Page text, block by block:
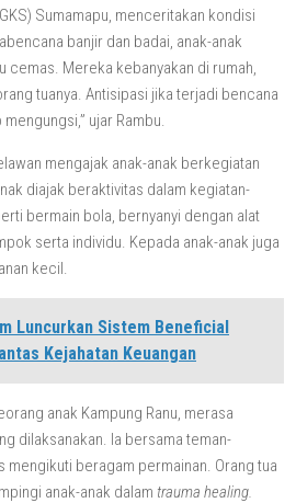
Sumamapu, menceritakan kondisi
banjir dan badai, anak-anak
cemas. Mereka kebanyakan di rumah,
tuanya. Antisipasi jika terjadi bencana
ujar Rambu.
mengajak anak-anak berkegiatan
diajak beraktivitas dalam kegiatan-
bermain bola, bernyanyi dengan alat
serta individu. Kepada anak-anak juga
kecil.
Luncurkan Sistem Beneficial
Kejahatan Keuangan
anak Kampung Ranu, merasa
dilaksanakan. Ia bersama teman-
mengikuti beragam permainan. Orang tua
anak-anak dalam trauma healing.